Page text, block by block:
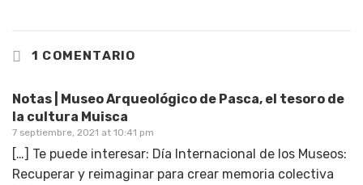
1 COMENTARIO
Notas | Museo Arqueológico de Pasca, el tesoro de
la cultura Muisca
7 septiembre, 2021 at 10:41 pm
[…] Te puede interesar: Día Internacional de los Museos:
Recuperar y reimaginar para crear memoria colectiva